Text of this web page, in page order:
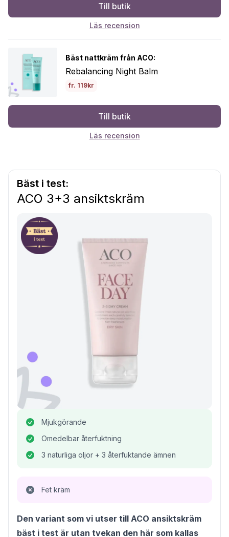
Till butik
Läs recension
Bäst nattkräm från ACO:
Rebalancing Night Balm
fr. 119kr
Till butik
Läs recension
Bäst i test:
ACO 3+3 ansiktskräm
Mjukgörande
Omedelbar återfuktning
3 naturliga oljor + 3 återfuktande ämnen
Fet kräm
Den variant som vi utser till ACO ansiktskräm
bäst i test är utan tvekan den här som kallas